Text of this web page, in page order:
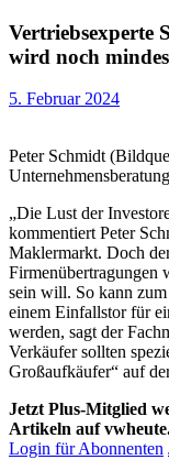
Vertriebsexperte
wird noch
5. Februar 2024
Peter Schmidt
„Die Lust der
kommentiert Peter
Maklermarkt. Doch
Firmenübertragungen
sein will. So kann
einem Einfallstor für
werden, sagt der
Verkäufer sollten
Großaufkäufer“ auf
Jetzt Plus-Mitglied
Artikeln auf
Login für Abonnenten